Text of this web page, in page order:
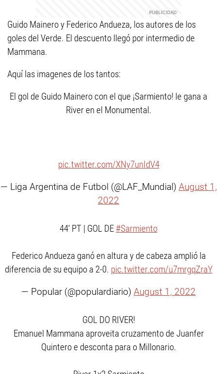
Guido Mainero y Federico Andueza, los autores de los
goles del Verde. El descuento llegó por intermedio de
Mammana.
Aquí las imagenes de los tantos:
El gol de Guido Mainero con el que ¡Sarmiento! le gana a
River en el Monumental.
pic.twitter.com/XNy7unIdV4
— Liga Argentina de Futbol (@LAF_Mundial) August 1,
2022
44’ PT | GOL DE #Sarmiento
Federico Andueza ganó en altura y de cabeza amplió la
diferencia de su equipo a 2-0. pic.twitter.com/u7mrgqZraY
— Popular (@populardiario) August 1, 2022
GOL DO RIVER!
Emanuel Mammana aproveita cruzamento de Juanfer
Quintero e desconta para o Millonario.